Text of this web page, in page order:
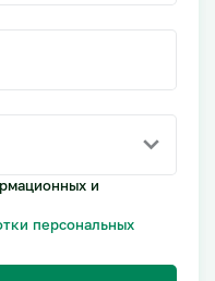
и
персональных